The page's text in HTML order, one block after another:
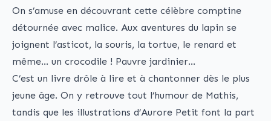
On s’amuse en découvrant cette célèbre comptine
détournée avec malice. Aux aventures du lapin se
joignent l’asticot, la souris, la tortue, le renard et
même… un crocodile ! Pauvre jardinier…
C’est un livre drôle à lire et à chantonner dès le plus
jeune âge. On y retrouve tout l’humour de Mathis,
tandis que les illustrations d’Aurore Petit font la part